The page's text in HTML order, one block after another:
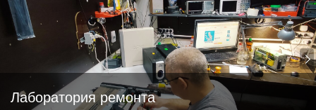
Лаборатория ремонта